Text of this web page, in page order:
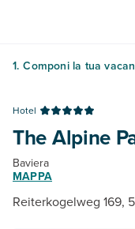
1. Componi la tua
Hotel
The Alpine
Baviera
MAPPA
Reiterkogelweg 169,